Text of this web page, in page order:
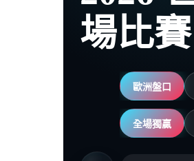
場比賽
歐洲盤口
全場獨贏